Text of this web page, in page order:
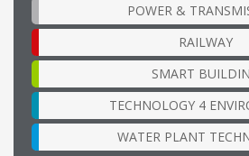
POWER &
RAILWAY
SMART
TECHNOLOGY 4
WATER PLANT